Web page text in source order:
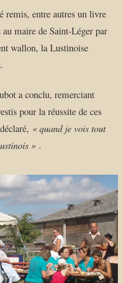
remis, entre autres un livre
maire de Saint-Léger par
wallon, la Lustinoise
a conclu, remerciant
pour la réussite de ces
« quand je vois tout
» .